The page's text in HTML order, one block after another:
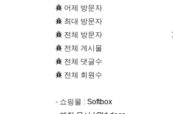
어제 방문자
최대 방문자
전체 방문자
전체 게시물
전체 댓글수
전체 회원수
- 쇼핑몰 : Softbox